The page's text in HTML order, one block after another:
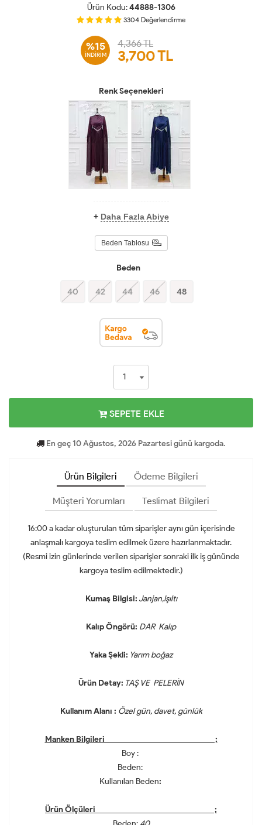
Ürün Kodu:44888-1306
3304 Değerlendirme
%15
İNDİRİM
4,366 TL
3,700TL
Renk Seçenekleri
+ Daha Fazla Abiye
Beden Tablosu
Beden
40 42 44 46 48
SEPETE EKLE
En geç 10 Ağustos, 2026 Pazartesi günü kargoda.
Ürün Bilgileri Ödeme Bilgileri
Müşteri Yorumları Teslimat Bilgileri
16:00 a kadar oluşturulan tüm siparişler aynı gün içerisinde
anlaşmalı kargoya teslim edilmek üzere hazırlanmaktadır.
(Resmi izin günlerinde verilen siparişler sonraki ilk iş gününde
kargoya teslim edilmektedir.)
Kumaş Bilgisi: Janjan,Işıltı
Kalıp Öngörü: DAR Kalıp
Yaka Şekli: Yarım boğaz
Ürün Detay: TAŞ VE PELERİN
Kullanım Alanı : Özel gün, davet, günlük
Manken Bilgileri ;
Boy :
Beden:
Kullanılan Beden:
Ürün Ölçüleri ;